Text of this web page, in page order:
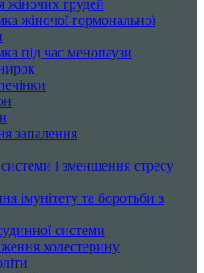
жіночих грудей
жіночої гормональної
під час менопаузи
запалення
і зменшення стресу
імунітету та боротьби з
системи
холестерину